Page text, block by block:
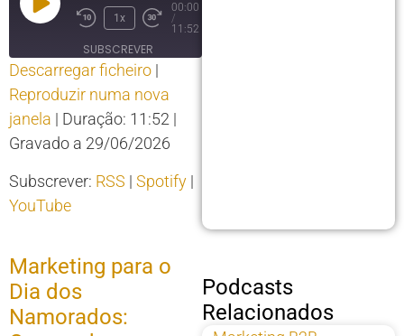
1x
00:00
/
11:52
SUBSCREVER
PARTILHAR
RSS Spotify
YouTube
RSS FEED
PARTILHAR
LIGAÇÃO
Descarregar ficheiro |
Reproduzir numa nova
janela | Duração: 11:52 |
Gravado a 29/06/2026
Subscrever: RSS | Spotify |
YouTube
Marketing para o
Dia dos
Namorados:
Podcasts
Relacionados